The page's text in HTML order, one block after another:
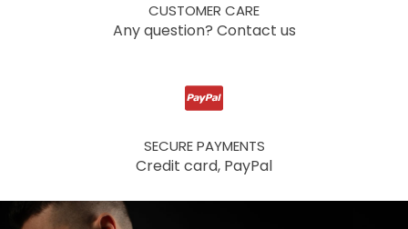
CUSTOMER CARE
Any question? Contact us
SECURE PAYMENTS
Credit card, PayPal